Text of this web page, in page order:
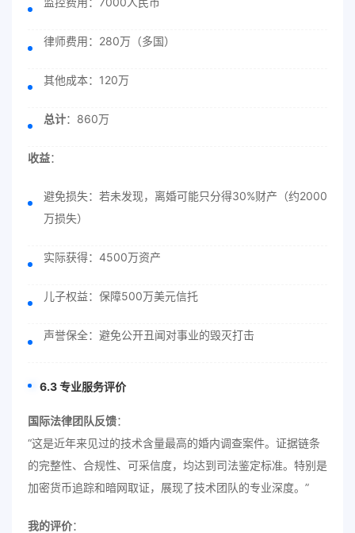
律师费用：280万（多国）
其他成本：120万
总计：860万
收益：
避免损失：若未发现，离婚可能只分得30%财产（约2000
万损失）
实际获得：4500万资产
儿子权益：保障500万美元信托
声誉保全：避免公开丑闻对事业的毁灭打击
6.3 专业服务评价
国际法律团队反馈：
“这是近年来见过的技术含量最高的婚内调查案件。证据链条
的完整性、合规性、可采信度，均达到司法鉴定标准。特别是
加密货币追踪和暗网取证，展现了技术团队的专业深度。”
我的评价：